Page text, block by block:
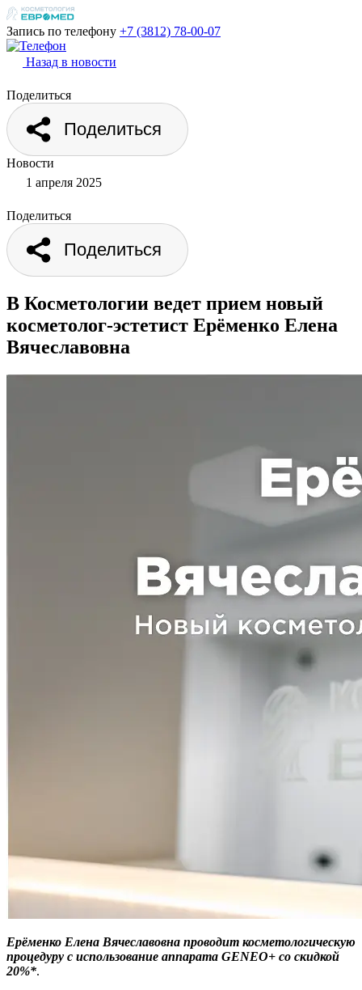
Запись по телефону +7 (3812) 78-00-07
Назад в новости
Поделиться
Поделиться
Новости
1 апреля 2025
Поделиться
Поделиться
В Косметологии ведет прием новый
косметолог-эстетист Ерёменко Елена
Вячеславовна
Ерёменко Елена Вячеславовна проводит косметологическую
процедуру с использование аппарата GENEO+ со скидкой
20%*.